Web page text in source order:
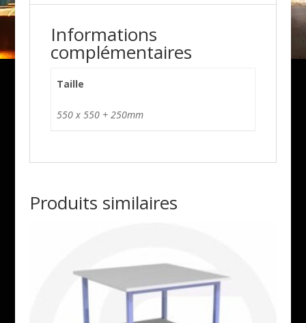
Informations
complémentaires
Taille
550 x 550 + 250mm
Produits similaires